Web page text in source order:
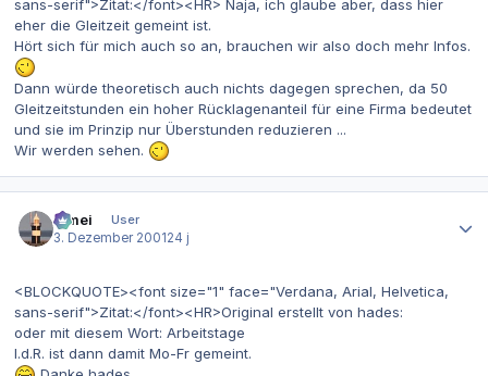
sans-serif">Zitat:</font><HR> Naja, ich glaube aber, dass hier
eher die Gleitzeit gemeint ist.
Hört sich für mich auch so an, brauchen wir also doch mehr Infos.
Dann würde theoretisch auch nichts dagegen sprechen, da 50
Gleitzeitstunden ein hoher Rücklagenanteil für eine Firma bedeutet
und sie im Prinzip nur Überstunden reduzieren ...
Wir werden sehen.
bimei
User
3. Dezember 200124 j
<BLOCKQUOTE><font size="1" face="Verdana, Arial, Helvetica,
sans-serif">Zitat:</font><HR>Original erstellt von hades:
oder mit diesem Wort: Arbeitstage
I.d.R. ist dann damit Mo-Fr gemeint.